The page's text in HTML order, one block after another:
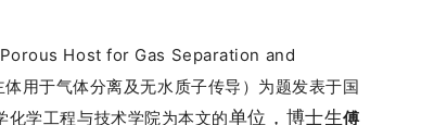
Host for Gas Separation and
用于气体分离及无水质子传导）为题发表于国
化学工程与技术学院为本文的单位，博士生傅